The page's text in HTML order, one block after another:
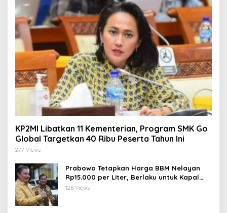
KP2MI Libatkan 11 Kementerian, Program SMK Go
Global Targetkan 40 Ribu Peserta Tahun Ini
277 Views
Prabowo Tetapkan Harga BBM Nelayan
Rp15.000 per Liter, Berlaku untuk Kapal
30-200 GT
126 Views